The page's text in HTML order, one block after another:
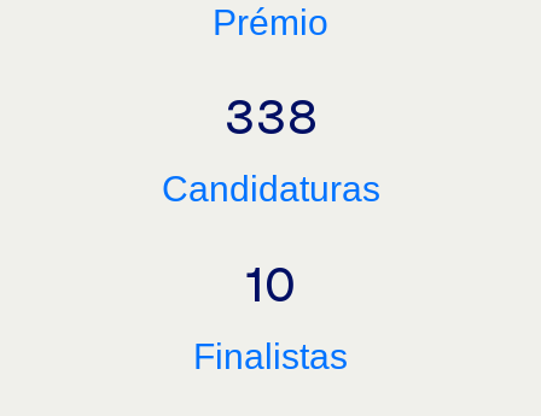
Prémio
338
Candidaturas
10
Finalistas